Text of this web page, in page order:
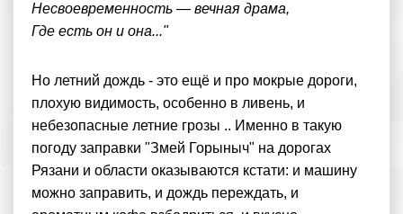
Несвоевременность — вечная драма,
Где есть он и она..."
Но летний дождь - это ещё и про мокрые дороги,
плохую видимость, особенно в ливень, и
небезопасные летние грозы .. Именно в такую
погоду заправки "Змей Горыныч" на дорогах
Рязани и области оказываются кстати: и машину
можно заправить, и дождь переждать, и